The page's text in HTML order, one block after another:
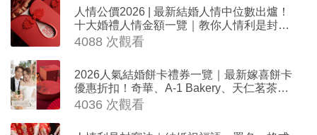
人情公價2026 | 最新結婚人情中位數出爐！
十大婚禮人情金額一覽｜教你人情利是封寫
法
4088 次觀看
2026人氣結婚餅卡禮券一覽｜最新嫁喜餅卡
優惠折扣！奇華、A-1 Bakery、天仁茗茶、
ROYCE'、Paul Lafayet、agnès b.
4036 次觀看